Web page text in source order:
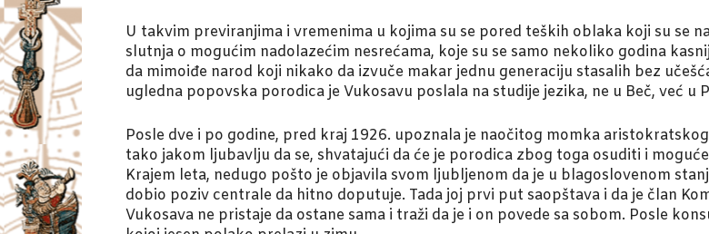
U takvim previranjima i vremenima u kojima su se pored teških oblaka koji su se
slutnja o mogućim nadolazećim nesrećama, koje su se samo nekoliko godina
da mimoiđe narod koji nikako da izvuče makar jednu generaciju stasalih bez
ugledna popovska porodica je Vukosavu poslala na studije jezika, ne u Beč, već u
Posle dve i po godine, pred kraj 1926. upoznala je naočitog momka
tako jakom ljubavlju da se, shvatajući da će je porodica zbog toga osuditi i
Krajem leta, nedugo pošto je objavila svom ljubljenom da je u blagoslovenom
dobio poziv centrale da hitno doputuje. Tada joj prvi put saopštava i da je član
Vukosava ne pristaje da ostane sama i traži da je i on povede sa sobom. Posle